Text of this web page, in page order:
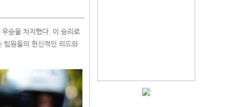
승을 차지했다. 이 승리로
원들의 헌신적인 리드와